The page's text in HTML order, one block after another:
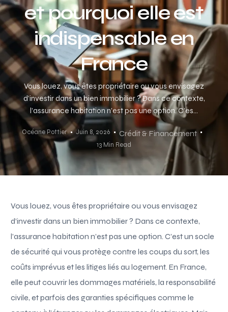
et pourquoi elle est
indispensable en
France
Vous louez, vous êtes propriétaire ou vous envisagez
d’investir dans un bien immobilier ? Dans ce contexte,
l’assurance habitation n’est pas une option. C’es...
Océane Pottier Juin 8, 2026 Crédit & Financement
13 Min Read
Vous louez, vous êtes propriétaire ou vous envisagez
d’investir dans un bien immobilier ? Dans ce contexte,
l’assurance habitation n’est pas une option. C’est un socle
de sécurité qui vous protège contre les coups du sort, les
coûts imprévus et les litiges liés au logement. En France,
elle peut couvrir les dommages matériels, la responsabilité
civile, et parfois des garanties spécifiques comme le